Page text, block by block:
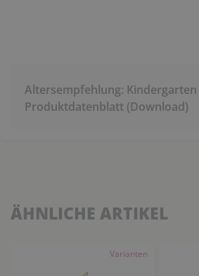
Altersempfehlung: Kindergarten
Produktdatenblatt (Download)
ÄHNLICHE ARTIKEL
Varianten